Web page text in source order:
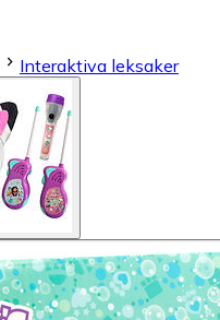
Interaktiva leksaker